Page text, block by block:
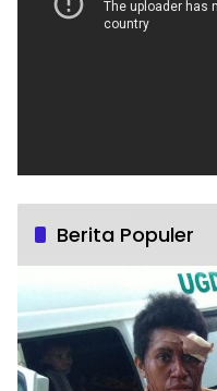
Berita Populer